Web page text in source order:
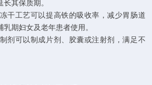
其保质期。
干工艺可以提高铁的吸收率，减少胃肠道
期妇女及老年患者使用。
剂可以制成片剂、胶囊或注射剂，满足不